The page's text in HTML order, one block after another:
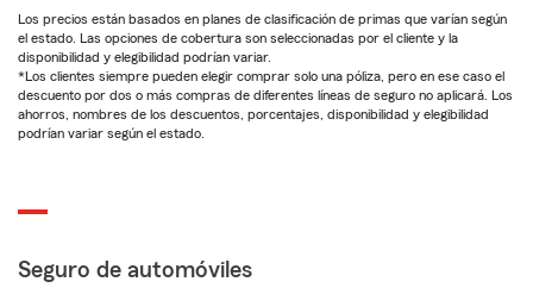
Los precios están basados en planes de clasificación de primas que varían según
el estado. Las opciones de cobertura son seleccionadas por el cliente y la
disponibilidad y elegibilidad podrían variar.
*Los clientes siempre pueden elegir comprar solo una póliza, pero en ese caso el
descuento por dos o más compras de diferentes líneas de seguro no aplicará. Los
ahorros, nombres de los descuentos, porcentajes, disponibilidad y elegibilidad
podrían variar según el estado.
Seguro de automóviles